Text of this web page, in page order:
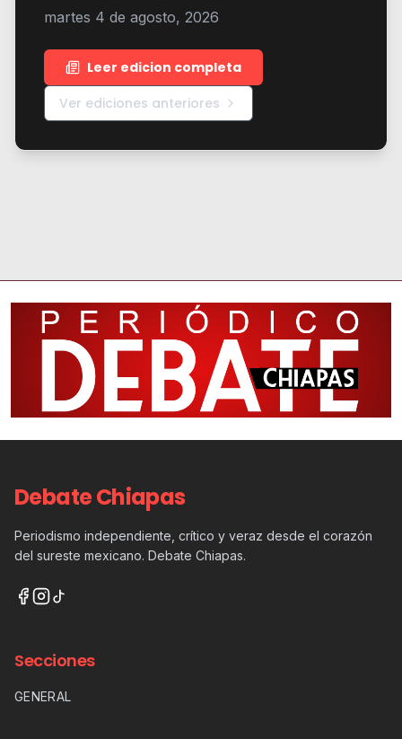
martes 4 de agosto, 2026
Leer edicion completa
Ver ediciones anteriores
Debate Chiapas
Periodismo independiente, crítico y veraz desde el corazón
del sureste mexicano. Debate Chiapas.
Secciones
GENERAL